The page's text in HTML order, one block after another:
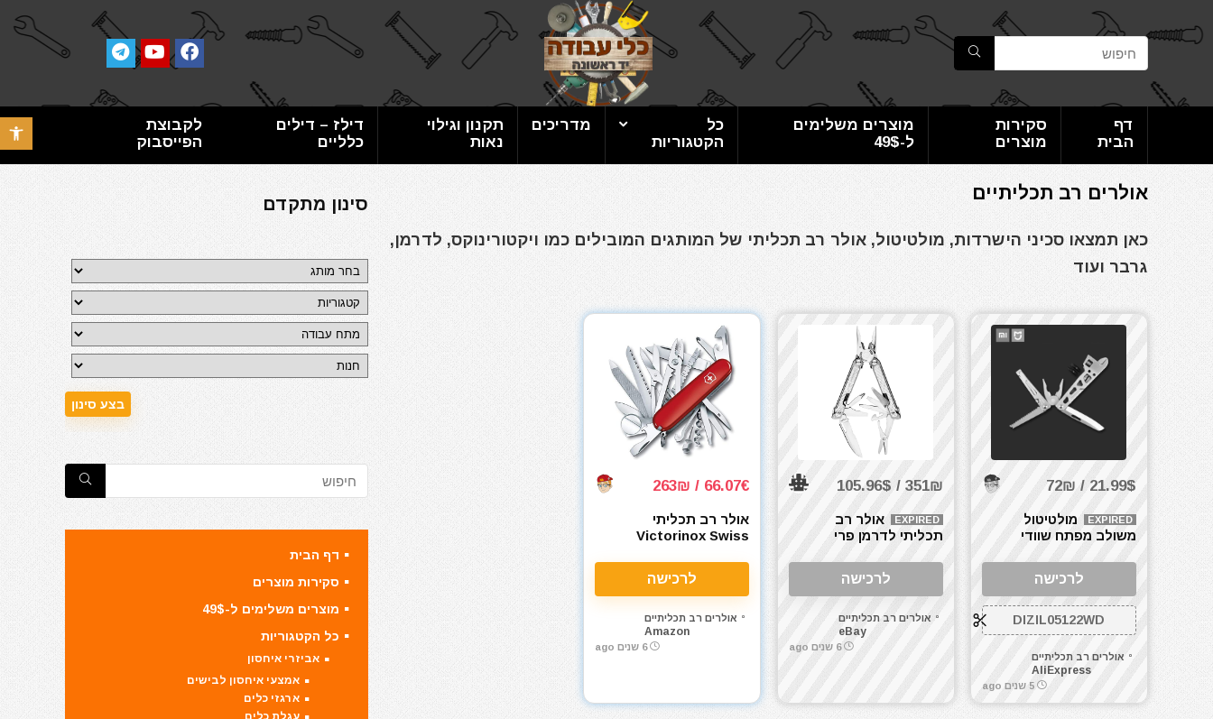
פתח
דף
הבית
סקירות
מוצרים
מוצרים משלימים
ל-49$
כל
הקטגוריות
מדריכים
תקנון וגילוי
נאות
דילז – דילים
כלליים
לקבוצת
הפייסבוק
אולרים רב תכליתיים
כאן תמצאו סכיני הישרדות, מולטיטול, אולר רב תכליתי של המותגים המובילים כמו ויקטורינוקס, לדרמן,
גרבר ועוד
21.99$ / 72₪
EXPIRED
מולטיטול
משולב מפתח שוודי
לרכישה
DIZIL05122WD
אולרים רב תכליתיים
AliExpress
5 שנים ago
351₪ / 105.96$
EXPIRED
אולר רב
תכליתי לדרמן פרי
P2
לרכישה
אולרים רב תכליתיים
eBay
6 שנים ago
66.07€ / 263₪
אולר רב תכליתי
Victorinox Swiss
לרכישה
אולרים רב תכליתיים
Amazon
6 שנים ago
סינון מתקדם
דף הבית
סקירות מוצרים
מוצרים משלימים ל-49$
כל הקטגוריות
אביזרי איחסון
אמצעי איחסון לבישים
ארגזי כלים
עגלת כלים